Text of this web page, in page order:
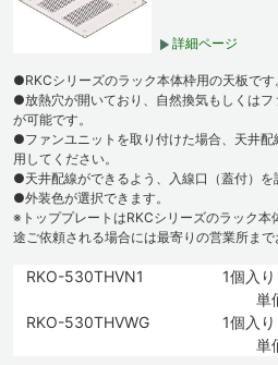
詳細ページ
●RKCシリーズのラック本体枠用の天板です
●放熱穴が開いており、自然換気もしくは
が可能です。
●ファンユニットを取り付けた場合、天井
用してください。
●天井配線ができるよう、入線口（蓋付）を
●外装色が選択できます。
※トッププレートはRKCシリーズのラック本
途ご依頼される場合には最寄りの営業所まで
RKO-530THVN1
1個入り
単
RKO-530THVWG
1個入り
単